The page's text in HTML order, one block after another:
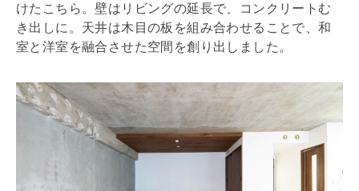
けたこちら。壁はリビングの延長で、コンクリートむ
き出しに。天井は木目の板を組み合わせることで、和
室と洋室を融合させた空間を創り出しました。